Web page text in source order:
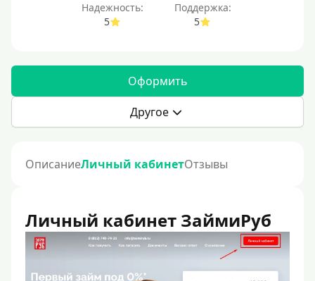
Надежность:
5
Поддержка:
5
Оформить
Другое
ОписаниеЛичный кабинетОтзывы
Личный кабинет ЗаймиРуб